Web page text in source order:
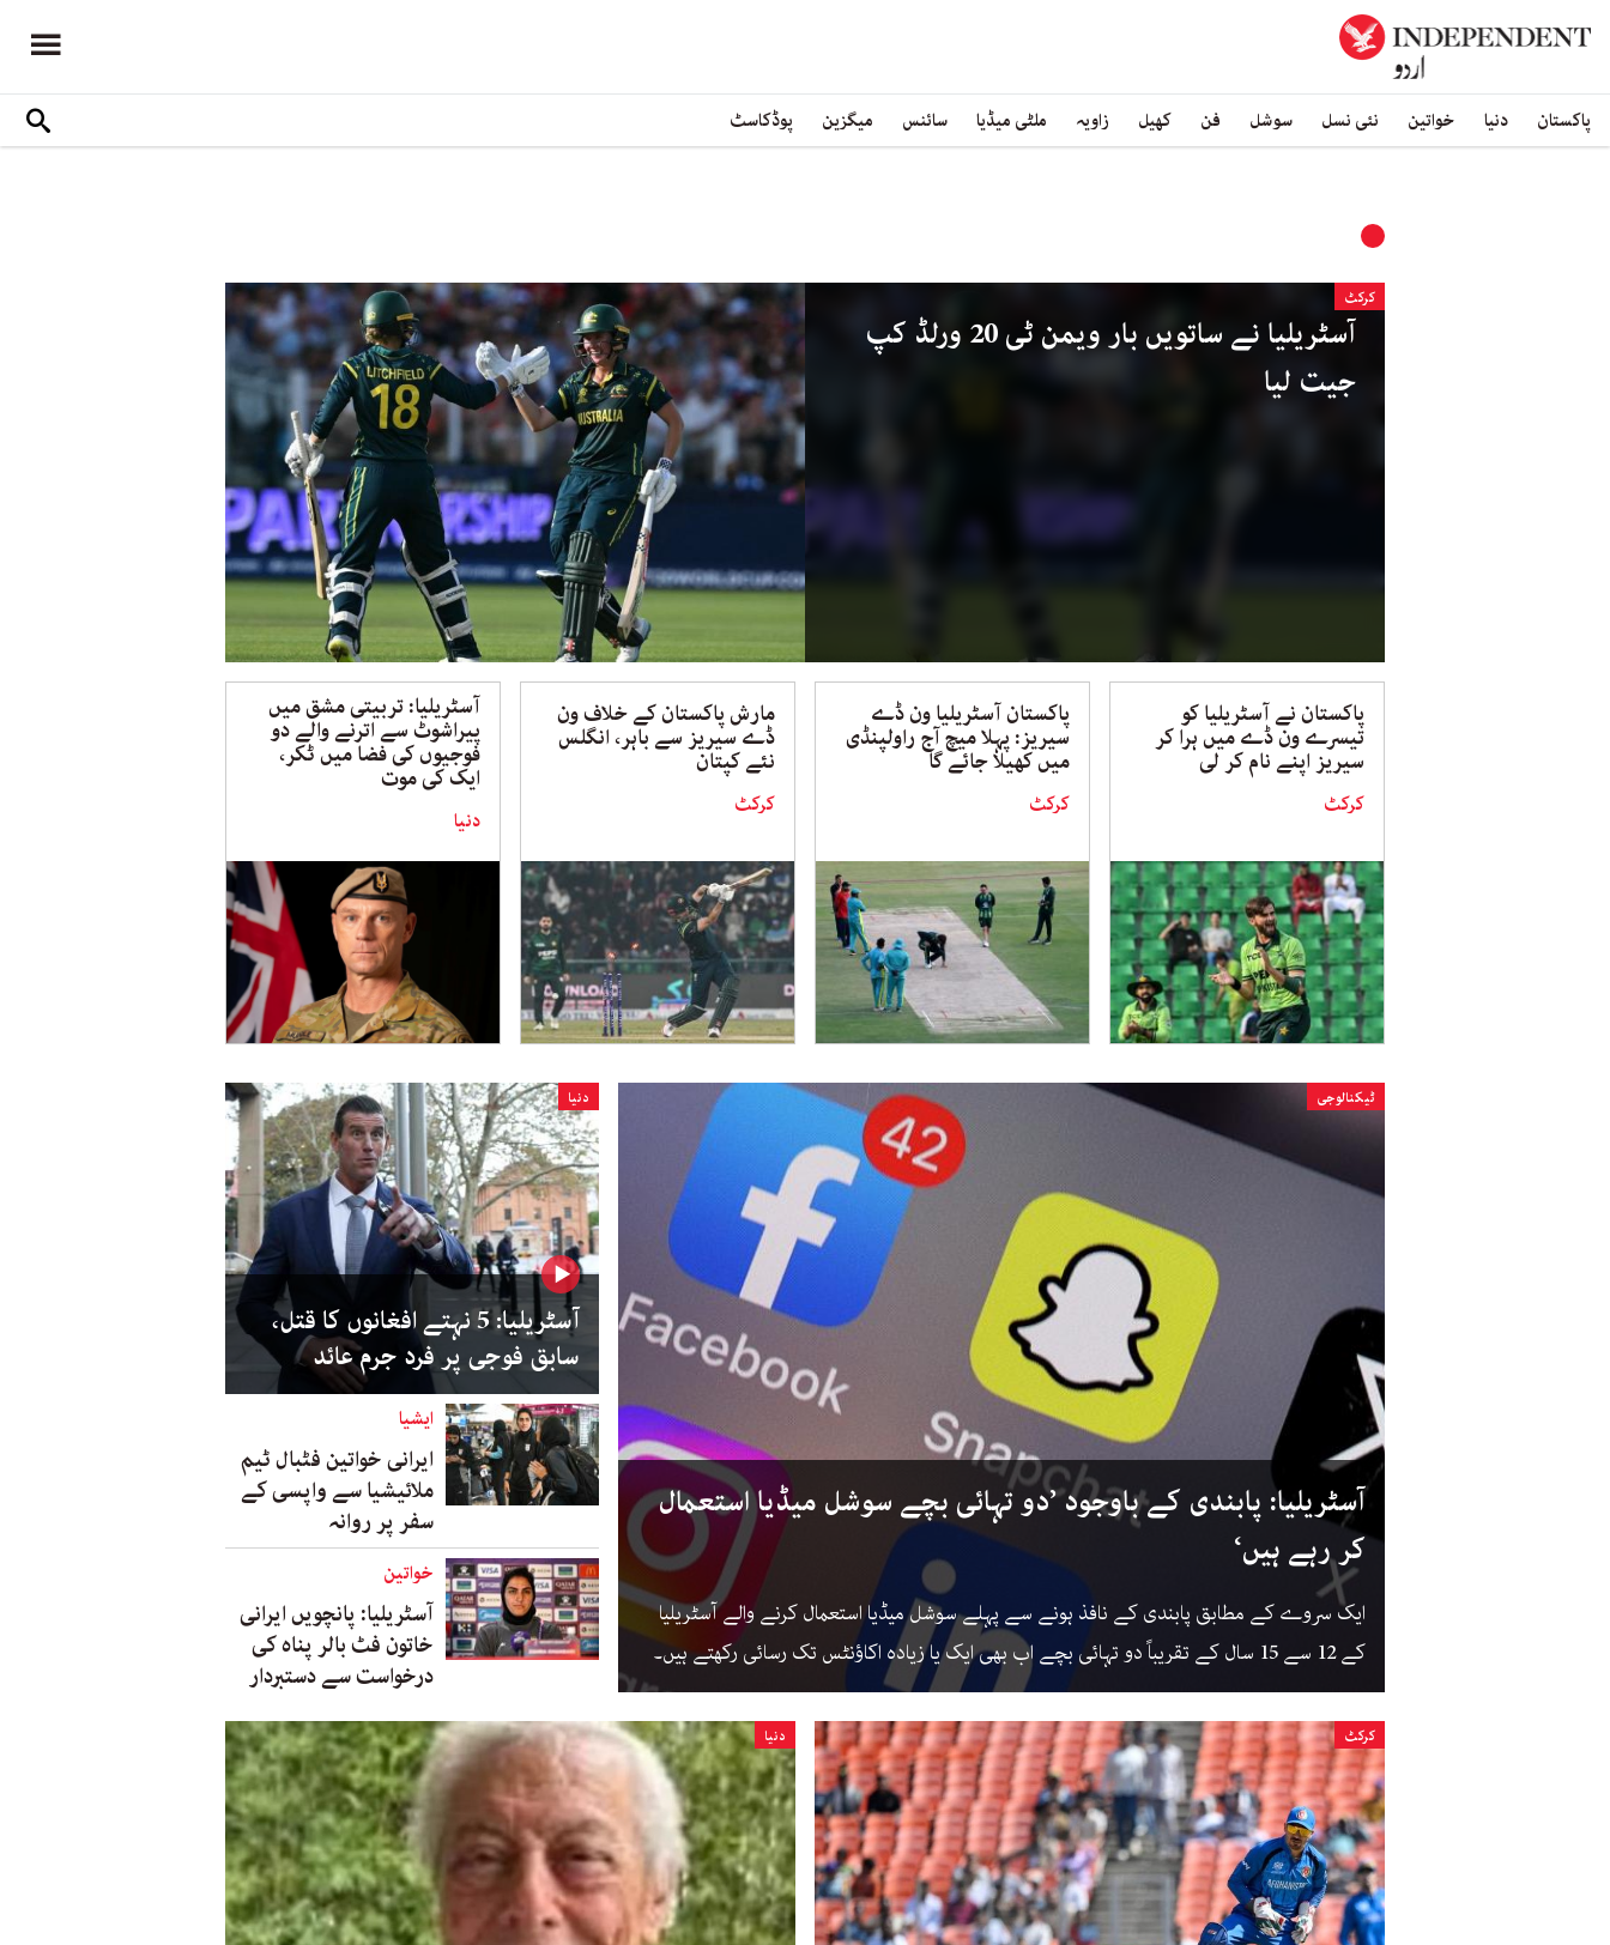
پاکستان دنیا خواتین نئی نسل سوشل فن کھیل زاویہ ملٹی میڈیا سائنس میگزین پوڈکاسٹ
کرکٹ
آسٹریلیا نے ساتویں بار ویمن ٹی 20 ورلڈ کپ
جیت لیا
پاکستان نے آسٹریلیا کو
تیسرے ون ڈے میں ہرا کر
سیریز اپنے نام کر لی
کرکٹ
پاکستان آسٹریلیا ون ڈے
سیریز: پہلا میچ آج راولپنڈی
میں کھیلا جائے گا
کرکٹ
مارش پاکستان کے خلاف ون
ڈے سیریز سے باہر، انگلس
نئے کپتان
کرکٹ
آسٹریلیا: تربیتی مشق میں
پیراشوٹ سے اترنے والے دو
فوجیوں کی فضا میں ٹکر،
ایک کی موت
دنیا
ٹیکنالوجی
آسٹریلیا: پابندی کے باوجود ’دو تہائی بچے سوشل میڈیا استعمال
کر رہے ہیں‘
ایک سروے کے مطابق پابندی کے نافذ ہونے سے پہلے سوشل میڈیا استعمال کرنے والے آسٹریلیا
کے 12 سے 15 سال کے تقریباً دو تہائی بچے اب بھی ایک یا زیادہ اکاؤنٹس تک رسائی رکھتے ہیں۔
دنیا
آسٹریلیا: 5 نہتے افغانوں کا قتل،
سابق فوجی پر فرد جرم عائد
ایشیا
ایرانی خواتین فٹبال ٹیم
ملائیشیا سے واپسی کے
سفر پر روانہ
خواتین
آسٹریلیا: پانچویں ایرانی
خاتون فٹ بالر پناہ کی
درخواست سے دستبردار
کرکٹ دنیا